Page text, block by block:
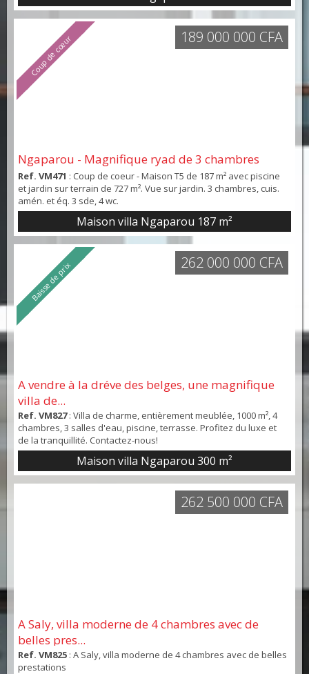
maison possède une terrasse couverte à l'étage de 25 m².
L'intérieur va demander à être rafraîch...
Coup de cœur
Ngaparou - Magnifique ryad de 3 chambres
Ref. VM471 : Coup de coeur - Maison T5 de 187 m² avec piscine
et jardin sur terrain de 727 m². Vue sur jardin. 3 chambres, cuis.
amén. et éq. 3 sde, 4 wc.
Maison villa Ngaparou 187 m²
189 000 000 CFA
Baisse de prix
A vendre à la dréve des belges, une magnifique
villa de...
Ref. VM827: Villa de charme, entièrement meublée, 1000 m², 4
chambres, 3 salles d'eau, piscine, terrasse. Profitez du luxe et
de la tranquillité. Contactez-nous!
Maison villa Ngaparou 300 m²
262 000 000 CFA
A Saly, villa moderne de 4 chambres avec de
belles pres...
Ref. VM825 : A Saly, villa moderne de 4 chambres avec de belles
prestations
262 500 000 CFA